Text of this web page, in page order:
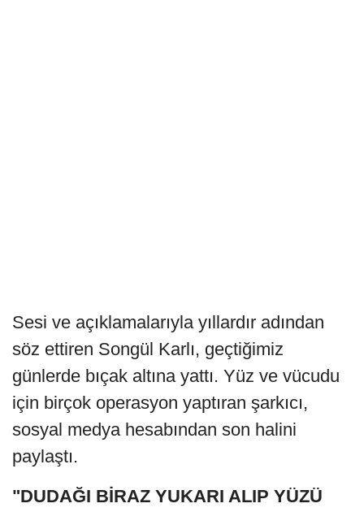
Sesi ve açıklamalarıyla yıllardır adından
söz ettiren Songül Karlı, geçtiğimiz
günlerde bıçak altına yattı. Yüz ve vücudu
için birçok operasyon yaptıran şarkıcı,
sosyal medya hesabından son halini
paylaştı.
"DUDAĞI BİRAZ YUKARI ALIP YÜZÜ